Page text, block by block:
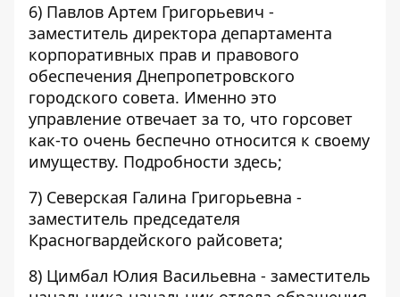
6) Павлов Артем Григорьевич -
заместитель директора департамента
корпоративных прав и правового
обеспечения Днепропетровского
городского совета. Именно это
управление отвечает за то, что горсовет
как-то очень беспечно относится к своему
имуществу. Подробности здесь;
7) Северская Галина Григорьевна -
заместитель председателя
Красногвардейского райсовета;
8) Цимбал Юлия Васильевна - заместитель